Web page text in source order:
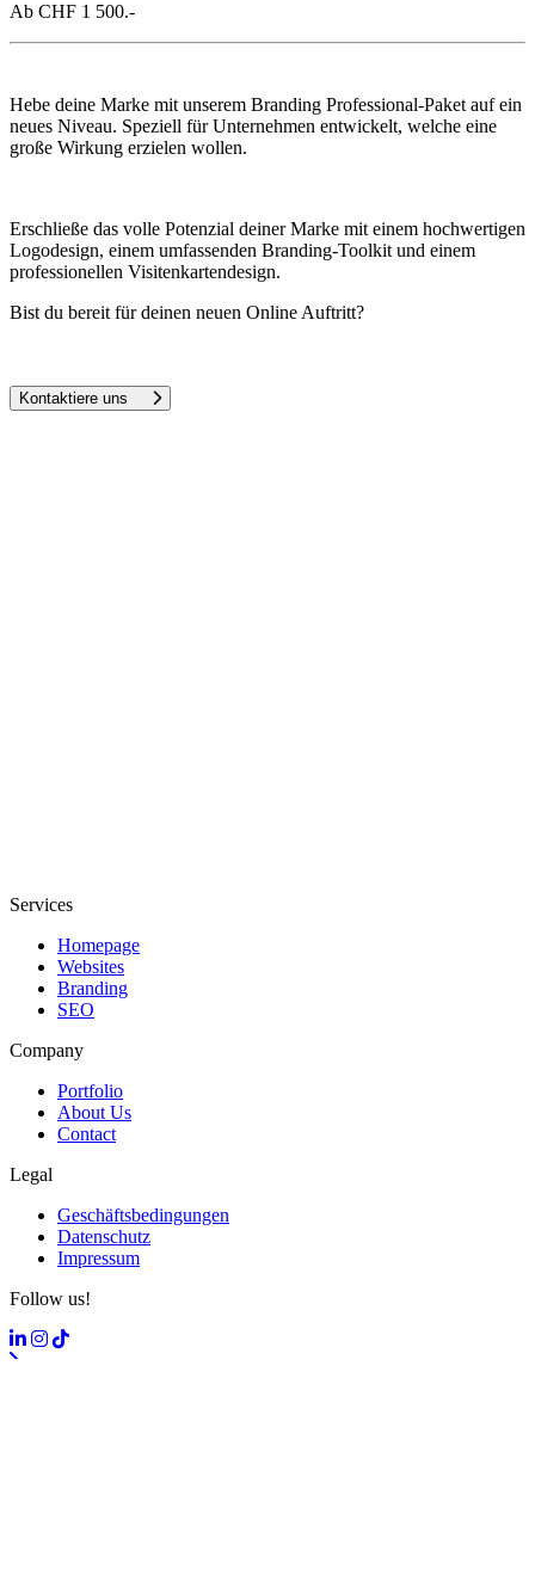
Ab CHF 1 500.-
Hebe deine Marke mit unserem Branding Professional-Paket auf ein
neues Niveau. Speziell für Unternehmen entwickelt, welche eine
große Wirkung erzielen wollen.
Erschließe das volle Potenzial deiner Marke mit einem hochwertigen
Logodesign, einem umfassenden Branding-Toolkit und einem
professionellen Visitenkartendesign.
Bist du bereit für deinen neuen Online Auftritt?
Kontaktiere uns
Services
Homepage
Websites
Branding
SEO
Company
Portfolio
About Us
Contact
Legal
Geschäftsbedingungen
Datenschutz
Impressum
Follow us!